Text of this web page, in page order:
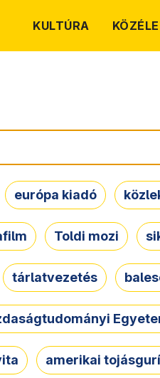
KULTÚRA
európa kiadó
Toldi mozi
tárlatvezetés
amerikai